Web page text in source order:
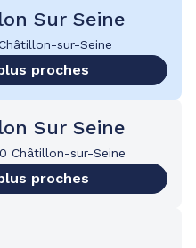
Sur Seine
sur-Seine
proches
Sur Seine
Châtillon-sur-Seine
proches